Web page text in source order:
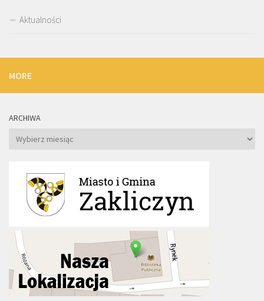
Aktualności
MORE
ARCHIWA
Archiwa